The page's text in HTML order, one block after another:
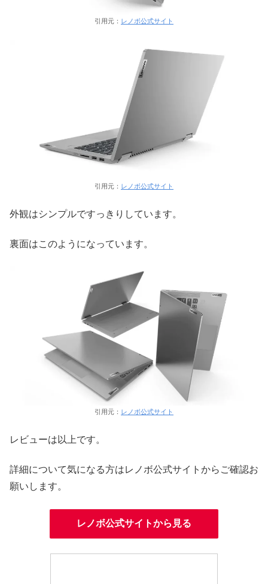
引用元： レノボ公式サイト
引用元： レノボ公式サイト
外観はシンプルですっきりしています。
裏面はこのようになっています。
引用元： レノボ公式サイト
レビューは以上です。
詳細について気になる方はレノボ公式サイトからご確認お
願いします。
レノボ公式サイトから見る